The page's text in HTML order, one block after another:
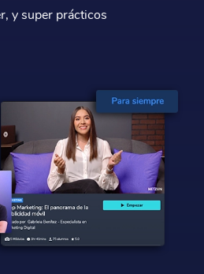
y super prácticos